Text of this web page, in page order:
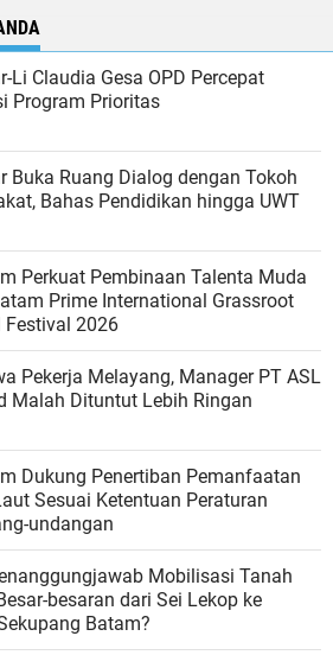
Li Claudia Gesa OPD Percepat
Program Prioritas
Buka Ruang Dialog dengan Tokoh
Bahas Pendidikan hingga UWT
Perkuat Pembinaan Talenta Muda
Prime International Grassroot
Festival 2026
Pekerja Melayang, Manager PT ASL
Malah Dituntut Lebih Ringan
Dukung Penertiban Pemanfaatan
Sesuai Ketentuan Peraturan
undangan
Mobilisasi Tanah
besaran dari Sei Lekop ke
Batam?